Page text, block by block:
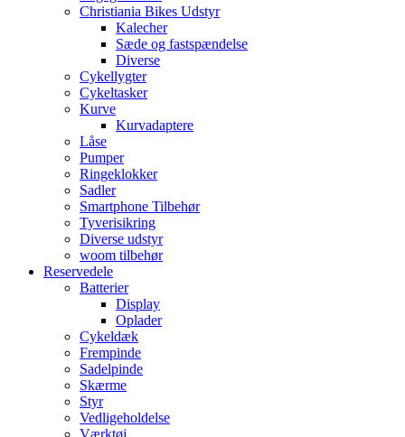
Christiania Bikes Udstyr
Kalecher
Sæde og fastspændelse
Diverse
Cykellygter
Cykeltasker
Kurve
Kurvadaptere
Låse
Pumper
Ringeklokker
Sadler
Smartphone Tilbehør
Tyverisikring
Diverse udstyr
woom tilbehør
Reservedele
Batterier
Display
Oplader
Cykeldæk
Frempinde
Sadelpinde
Skærme
Styr
Vedligeholdelse
Værktøj